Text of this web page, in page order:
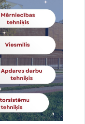
sastāvā
attīstības aģentūru 2017.
Tehnikuma izglītības